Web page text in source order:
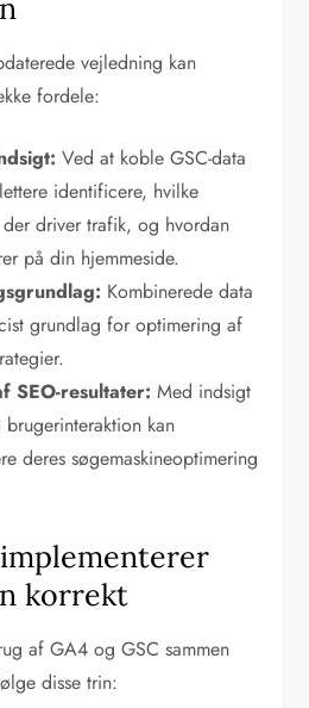
vejledning kan
fordele:
Ved at koble GSC-data
identificere, hvilke
driver trafik, og hvordan
på din hjemmeside.
Kombinerede data
grundlag for optimering af
SEO-resultater: Med indsigt
kan
deres søgemaskineoptimering
korrekt
af GA4 og GSC sammen
disse trin: